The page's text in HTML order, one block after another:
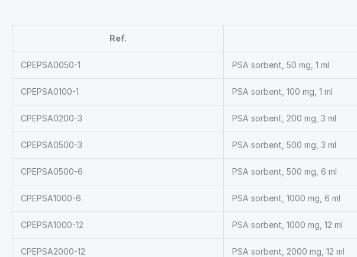
Ref.
CPEPSA0050-1 PSA sorbent, 50 mg, 1 ml
CPEPSA0100-1 PSA sorbent, 100 mg, 1 ml
CPEPSA0200-3 PSA sorbent, 200 mg, 3 ml
CPEPSA0500-3 PSA sorbent, 500 mg, 3 ml
CPEPSA0500-6 PSA sorbent, 500 mg, 6 ml
CPEPSA1000-6 PSA sorbent, 1000 mg, 6 ml
CPEPSA1000-12 PSA sorbent, 1000 mg, 12 ml
CPEPSA2000-12 PSA sorbent, 2000 mg, 12 ml